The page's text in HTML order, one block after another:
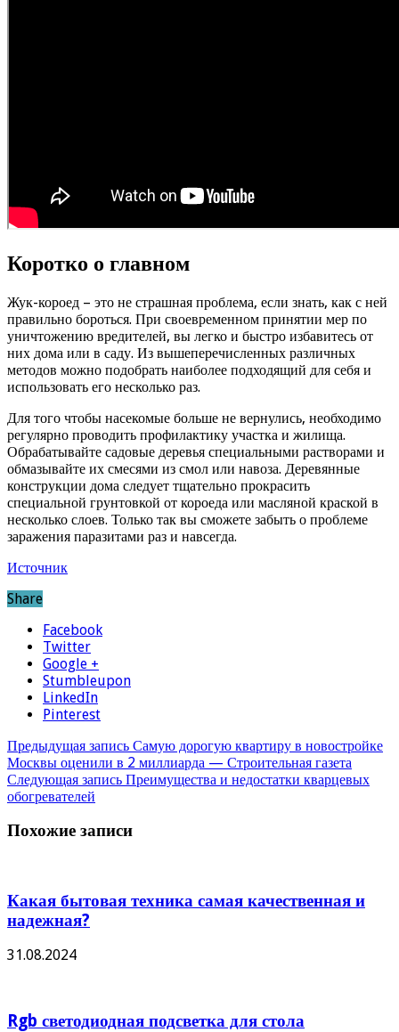
Коротко о главном
Жук-короед – это не страшная проблема, если знать, как с ней
правильно бороться. При своевременном принятии мер по
уничтожению вредителей, вы легко и быстро избавитесь от
них дома или в саду. Из вышеперечисленных различных
методов можно подобрать наиболее подходящий для себя и
использовать его несколько раз.
Для того чтобы насекомые больше не вернулись, необходимо
регулярно проводить профилактику участка и жилища.
Обрабатывайте садовые деревья специальными растворами и
обмазывайте их смесями из смол или навоза. Деревянные
конструкции дома следует тщательно прокрасить
специальной грунтовкой от короеда или масляной краской в
несколько слоев. Только так вы сможете забыть о проблеме
заражения паразитами раз и навсегда.
Источник
Share
Facebook
Twitter
Google +
Stumbleupon
LinkedIn
Pinterest
Предыдущая запись Самую дорогую квартиру в новостройке
Москвы оценили в 2 миллиарда — Строительная газета
Следующая запись Преимущества и недостатки кварцевых
обогревателей
Похожие записи
Какая бытовая техника самая качественная и
надежная?
31.08.2024
Rgb светодиодная подсветка для стола